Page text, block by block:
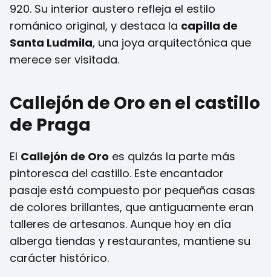
920. Su interior austero refleja el estilo
románico original, y destaca la capilla de
Santa Ludmila, una joya arquitectónica que
merece ser visitada.
Callejón de Oro en el castillo
de Praga
El Callejón de Oro es quizás la parte más
pintoresca del castillo. Este encantador
pasaje está compuesto por pequeñas casas
de colores brillantes, que antiguamente eran
talleres de artesanos. Aunque hoy en día
alberga tiendas y restaurantes, mantiene su
carácter histórico.